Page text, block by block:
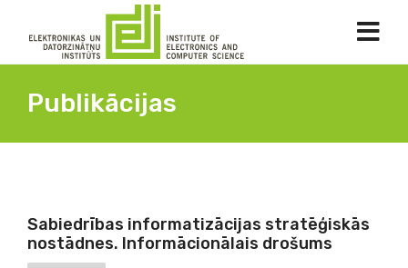
Publikācijas
Sabiedrības informatizācijas stratēģiskās
nostādnes. Informācionālais drošums